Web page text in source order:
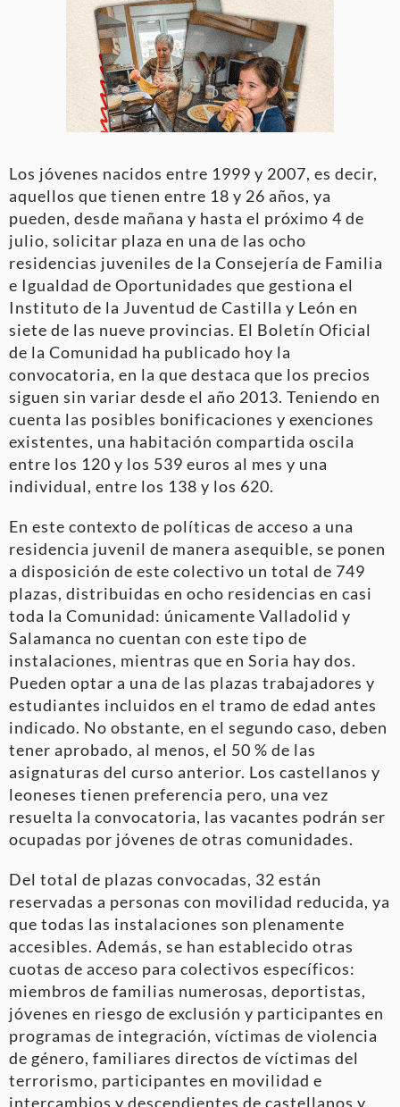
Los jóvenes nacidos entre 1999 y 2007, es decir,
aquellos que tienen entre 18 y 26 años, ya
pueden, desde mañana y hasta el próximo 4 de
julio, solicitar plaza en una de las ocho
residencias juveniles de la Consejería de Familia
e Igualdad de Oportunidades que gestiona el
Instituto de la Juventud de Castilla y León en
siete de las nueve provincias. El Boletín Oficial
de la Comunidad ha publicado hoy la
convocatoria, en la que destaca que los precios
siguen sin variar desde el año 2013. Teniendo en
cuenta las posibles bonificaciones y exenciones
existentes, una habitación compartida oscila
entre los 120 y los 539 euros al mes y una
individual, entre los 138 y los 620.
En este contexto de políticas de acceso a una
residencia juvenil de manera asequible, se ponen
a disposición de este colectivo un total de 749
plazas, distribuidas en ocho residencias en casi
toda la Comunidad: únicamente Valladolid y
Salamanca no cuentan con este tipo de
instalaciones, mientras que en Soria hay dos.
Pueden optar a una de las plazas trabajadores y
estudiantes incluidos en el tramo de edad antes
indicado. No obstante, en el segundo caso, deben
tener aprobado, al menos, el 50 % de las
asignaturas del curso anterior. Los castellanos y
leoneses tienen preferencia pero, una vez
resuelta la convocatoria, las vacantes podrán ser
ocupadas por jóvenes de otras comunidades.
Del total de plazas convocadas, 32 están
reservadas a personas con movilidad reducida, ya
que todas las instalaciones son plenamente
accesibles. Además, se han establecido otras
cuotas de acceso para colectivos específicos:
miembros de familias numerosas, deportistas,
jóvenes en riesgo de exclusión y participantes en
programas de integración, víctimas de violencia
de género, familiares directos de víctimas del
terrorismo, participantes en movilidad e
intercambios y descendientes de castellanos y